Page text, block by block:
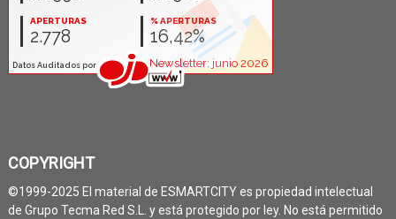
COPYRIGHT
©1999-2025 El material de ESMARTCITY es propiedad intelectual
de Grupo Tecma Red S.L. y está protegido por ley. No está permitido